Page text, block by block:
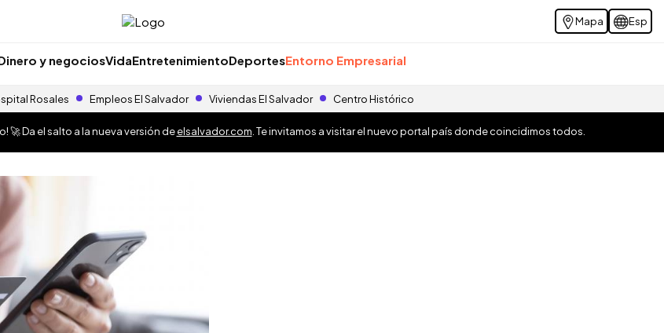
Mapa Esp
y negociosVidaEntretenimientoDeportesEntorno Empresarial
Rosales Empleos El Salvador Viviendas El Salvador Centro Histórico
🚀 Da el salto a la nueva versión deelsalvador.com . Te invitamos a visitar el nuevo portal país donde coincidimos todos.